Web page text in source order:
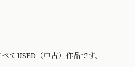
てUSED（中古）作品です。